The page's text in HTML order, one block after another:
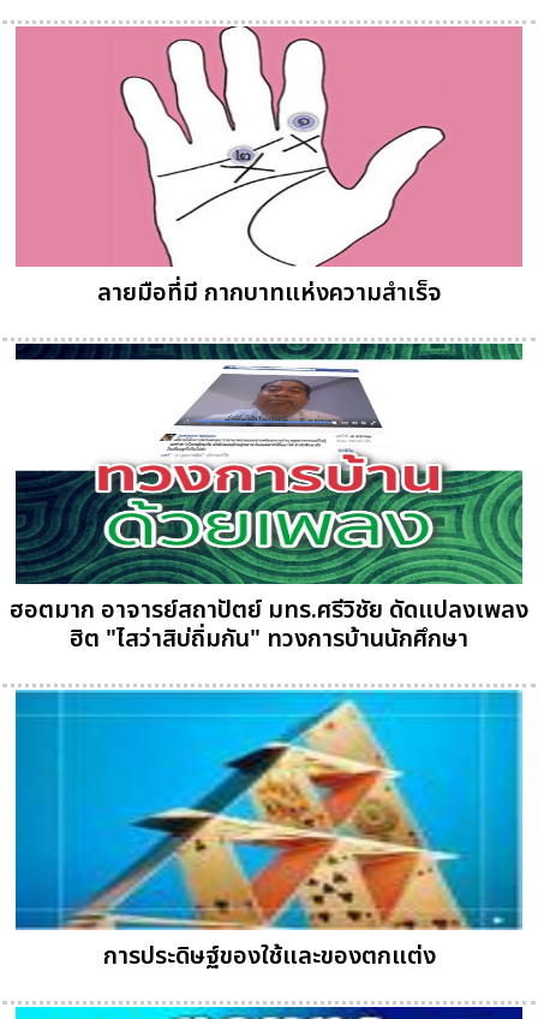
ลายมือที่มี กากบาทแห่งความสำเร็จ
ฮอตมาก อาจารย์สถาปัตย์ มทร.ศรีวิชัย ดัดแปลงเพลง
ฮิต "ไสว่าสิบ่ถิ่มกัน" ทวงการบ้านนักศึกษา
การประดิษฐ์ของใช้และของตกแต่ง